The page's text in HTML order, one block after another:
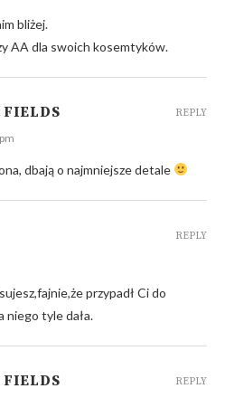
bliżej.
AA dla swoich kosemtyków.
FIELDS
dbają o najmniejsze detale
REPLY
przypadł Ci do
niego tyle dała.
REPLY
FIELDS REPLY